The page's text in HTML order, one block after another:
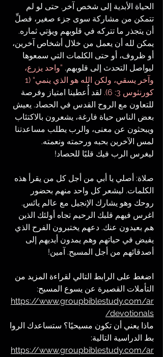
الحياة الأبدية إلى شخص آخر. حتى لو لم
تتمكن من مشاركة سوى جزء صغير، فصلِّ
أن يتجذر ما تتركه في قلوبهم ويؤتي ثماره.
يمكن لله أن يعمل من خلال أشخاص آخرين،
أو ظروف، أو حتى الكلمات التي سمعوها
ليواصل التحدث إلى قلوبهم. ”واحد يزرع،
كورنثوس 3: 6).
لقد أُعطينا امتياز وفرصة
للتعاون مع الروح القدس في الحصاد. يعيش
بعض الناس حياة فارغة، يشعرون بالاكتئاب
ويبحثون عن معنى، والرب يطلب مساعدتنا
لمس الآخرين بحبه ورحمته ونعمته.
ليغرس الرب فيك قلبًا للحصاد!
صلاة: أصلي يا أبي من أجل كل من يقرأ هذه
الكلمات. ليشعر كل واحد منهم بحضور
روحك وهو يشارك الإنجيل مع عالم يائس.
اغرس فيهم قلبك الرحيم تجاه أولئك الذين
هم بعيدون عنك. دعهم يختبرون الفرح الذي
يفيض في حياتهم وهم يمدون أيديهم إلى
أصدقائهم من أجل المسيح. آمين!
اضغط على الرابط التالي لقراءة المزيد من
التأملات القصيرة عن يسوع المسيح:
https://www.groupbiblestudy.com/ar
/devotionals
ماذا يعني أن تكون مسيحيًا؟ ستساعدك الروا
بط الدراسية التالية:
https://www.groupbiblestudy.com/ar